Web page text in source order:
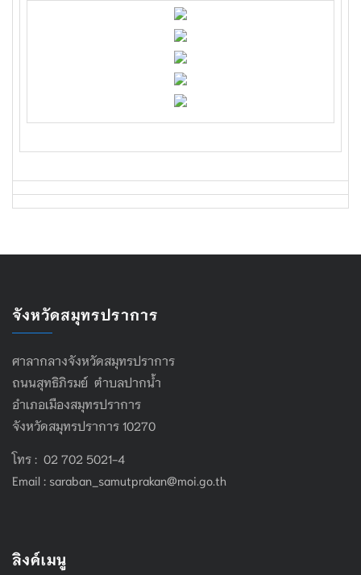
จังหวัดสมุทรปราการ
ศาลากลางจังหวัดสมุทรปราการ
ถนนสุทธิภิรมย์ ตำบลปากน้ำ
อำเภอเมืองสมุทรปราการ
จังหวัดสมุทรปราการ 10270
โทร : 02 702 5021-4
Email : saraban_samutprakan@moi.go.th
ลิงค์เมนู